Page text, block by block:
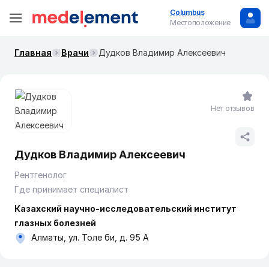
Columbus
Местоположение
Главная Врачи Дудков Владимир Алексеевич
Дудков Владимир Алексеевич
Рентгенолог
Где принимает специалист
Казахский научно-исследовательский институт
глазных болезней
Алматы, ул. Толе би, д. 95 А
Нет отзывов